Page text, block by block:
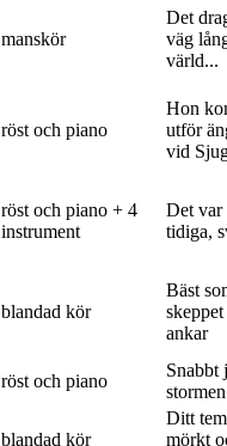
manskör
Det
väg
värld...
röst och piano
Hon
utför
vid
röst och piano + 4
instrument
Det var
tidiga,
blandad kör
Bäst
ankar
röst och piano
Snabbt
blandad kör
Ditt
mörkt